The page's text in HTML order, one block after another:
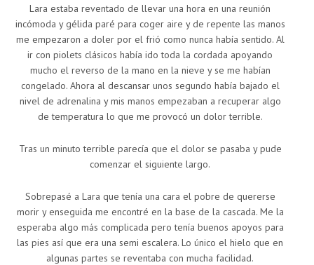
Lara estaba reventado de llevar una hora en una reunión
incómoda y gélida paré para coger aire y de repente las manos
me empezaron a doler por el frió como nunca había sentido. Al
ir con piolets clásicos había ido toda la cordada apoyando
mucho el reverso de la mano en la nieve y se me habían
congelado. Ahora al descansar unos segundo había bajado el
nivel de adrenalina y mis manos empezaban a recuperar algo
de temperatura lo que me provocó un dolor terrible.
Tras un minuto terrible parecía que el dolor se pasaba y pude
comenzar el siguiente largo.
Sobrepasé a Lara que tenía una cara el pobre de quererse
morir y enseguida me encontré en la base de la cascada. Me la
esperaba algo más complicada pero tenía buenos apoyos para
las pies así que era una semi escalera. Lo único el hielo que en
algunas partes se reventaba con mucha facilidad.